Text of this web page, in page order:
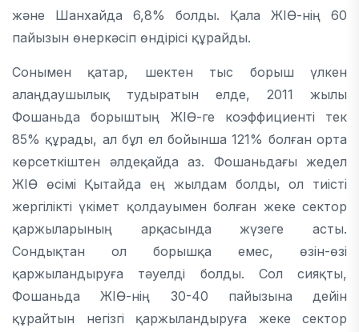
және Шанхайда 6,8% болды. Қала ЖІӨ-нің 60
пайызын өнеркәсіп өндірісі құрайды.
Сонымен қатар, шектен тыс борыш үлкен
алаңдаушылық тудыратын елде, 2011 жылы
Фошаньда борыштың ЖІӨ-ге коэффициенті тек
85% құрады, ал бұл ел бойынша 121% болған орта
көрсеткіштен әлдеқайда аз. Фошаньдағы жедел
ЖІӨ өсімі Қытайда ең жылдам болды, ол тиісті
жергілікті үкімет қолдауымен болған жеке сектор
қаржыларының арқасында жүзеге асты.
Сондықтан ол борышқа емес, өзін-өзі
қаржыландыруға тәуелді болды. Сол сияқты,
Фошаньда ЖІӨ-нің 30-40 пайызына дейін
құрайтын негізгі қаржыландыруға жеке сектор